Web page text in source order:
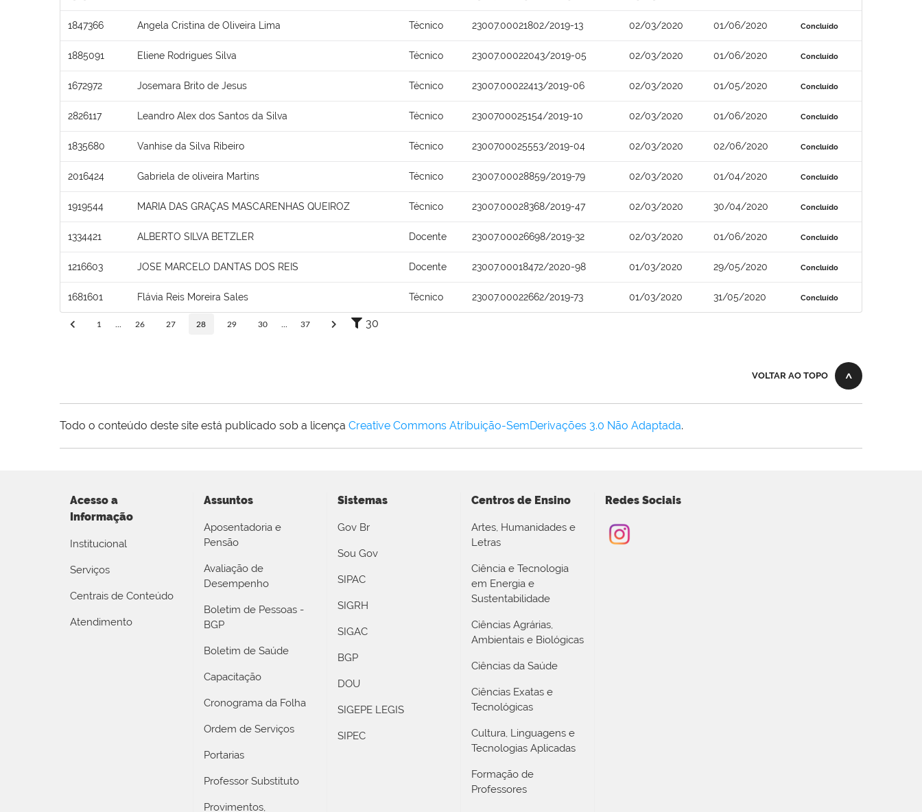
1847366 Angela Cristina de Oliveira Lima Técnico 23007.00021802/2019-13 02/03/2020 01/06/2020 Concluído
1885091 Eliene Rodrigues Silva Técnico 23007.00022043/2019-05 02/03/2020 01/06/2020 Concluído
1672972 Josemara Brito de Jesus Técnico 23007.00022413/2019-06 02/03/2020 01/05/2020 Concluído
2826117 Leandro Alex dos Santos da Silva Técnico 2300700025154/2019-10 02/03/2020 01/06/2020 Concluído
1835680 Vanhise da Silva Ribeiro Técnico 2300700025553/2019-04 02/03/2020 02/06/2020 Concluído
2016424 Gabriela de oliveira Martins Técnico 23007.00028859/2019-79 02/03/2020 01/04/2020 Concluído
1919544 MARIA DAS GRAÇAS MASCARENHAS QUEIROZ Técnico 23007.00028368/2019-47 02/03/2020 30/04/2020 Concluído
1334421 ALBERTO SILVA BETZLER Docente 23007.00026698/2019-32 02/03/2020 01/06/2020 Concluído
1216603 JOSE MARCELO DANTAS DOS REIS Docente 23007.00018472/2020-98 01/03/2020 29/05/2020 Concluído
1681601 Flávia Reis Moreira Sales Técnico 23007.00022662/2019-73 01/03/2020 31/05/2020 Concluído
1 26 27 28 29 30 37 30
VOLTAR AO TOPO
Todo o conteúdo deste site está publicado sob a licença Creative Commons Atribuição-SemDerivações 3.0 Não Adaptada.
Acesso a
Informação
Institucional
Serviços
Centrais de Conteúdo
Atendimento
Assuntos
Aposentadoria e
Pensão
Avaliação de
Desempenho
Boletim de Pessoas -
BGP
Boletim de Saúde
Capacitação
Cronograma da Folha
Ordem de Serviços
Portarias
Professor Substituto
Provimentos,
Sistemas
Gov Br
Sou Gov
SIPAC
SIGRH
SIGAC
BGP
DOU
SIGEPE LEGIS
SIPEC
Centros de Ensino
Artes, Humanidades e
Letras
Ciência e Tecnologia
em Energia e
Sustentabilidade
Ciências Agrárias,
Ambientais e Biológicas
Ciências da Saúde
Ciências Exatas e
Tecnológicas
Cultura, Linguagens e
Tecnologias Aplicadas
Formação de
Professores
Redes Sociais